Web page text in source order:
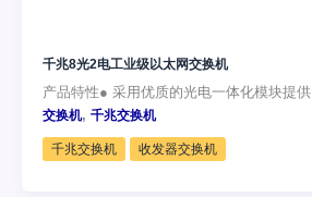
千兆8光2电工业级以太网交换机
产品特性● 采用优质的光电一体化模块提供
交换机, 千兆交换机
千兆交换机 收发器交换机